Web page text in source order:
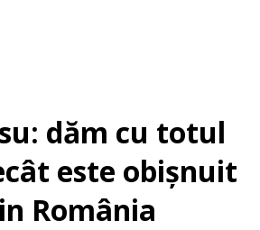
dăm cu totul
este obișnuit
România